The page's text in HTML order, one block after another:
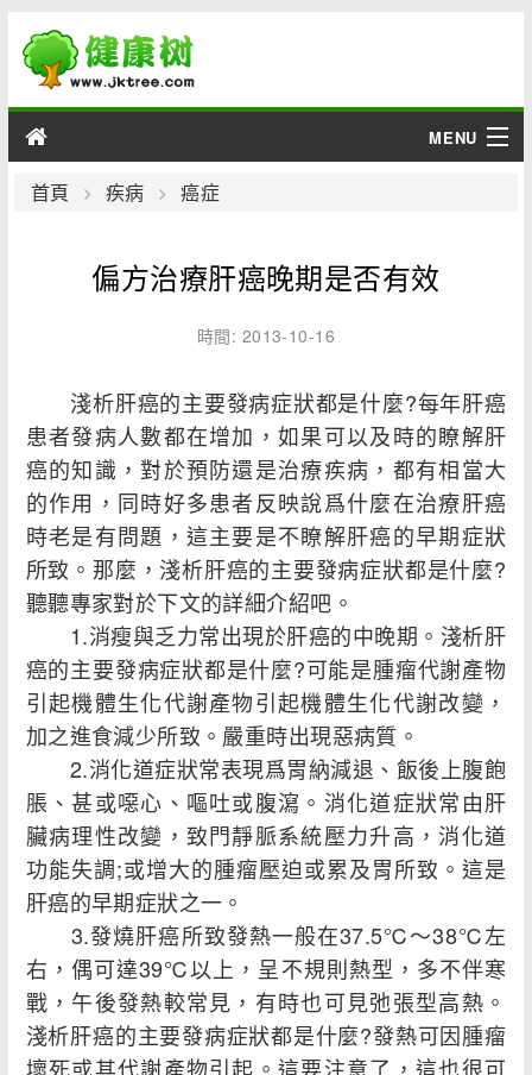
MENU
男性
綜合
疾病
首頁 疾病 癌症
偏方治療肝癌晚期是否有效
時間: 2013-10-16
淺析肝癌的主要發病症狀都是什麼?每年肝癌
患者發病人數都在增加，如果可以及時的瞭解肝
癌的知識，對於預防還是治療疾病，都有相當大
的作用，同時好多患者反映說爲什麼在治療肝癌
時老是有問題，這主要是不瞭解肝癌的早期症狀
所致。那麼，淺析肝癌的主要發病症狀都是什麼?
聽聽專家對於下文的詳細介紹吧。
1.消瘦與乏力常出現於肝癌的中晚期。淺析肝
癌的主要發病症狀都是什麼?可能是腫瘤代謝產物
引起機體生化代謝產物引起機體生化代謝改變，
加之進食減少所致。嚴重時出現惡病質。
2.消化道症狀常表現爲胃納減退、飯後上腹飽
脹、甚或噁心、嘔吐或腹瀉。消化道症狀常由肝
臟病理性改變，致門靜脈系統壓力升高，消化道
功能失調;或增大的腫瘤壓迫或累及胃所致。這是
肝癌的早期症狀之一。
3.發燒肝癌所致發熱一般在37.5℃～38℃左
右，偶可達39℃以上，呈不規則熱型，多不伴寒
戰，午後發熱較常見，有時也可見弛張型高熱。
淺析肝癌的主要發病症狀都是什麼?發熱可因腫瘤
壞死或其代謝產物引起。這要注意了，這也很可